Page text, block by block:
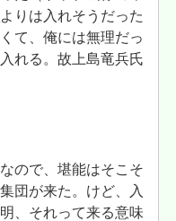
よりは入れそうだった
て、俺には無理だっ
れる。故上島竜兵氏
ので、堪能はそこそ
団が来た。けど、入
、それって来る意味